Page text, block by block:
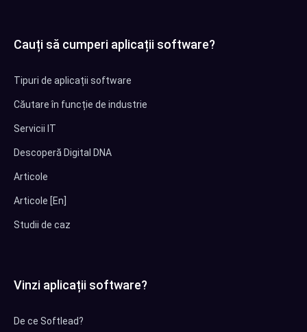
Cauți să cumperi aplicații software?
Tipuri de aplicații software
Căutare în funcție de industrie
Servicii IT
Descoperă Digital DNA
Articole
Articole [En]
Studii de caz
Vinzi aplicații software?
De ce Softlead?